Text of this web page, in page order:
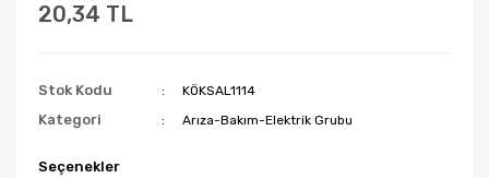
20,34 TL
Stok Kodu KÖKSAL1114
Kategori Arıza-Bakım-Elektrik Grubu
Seçenekler